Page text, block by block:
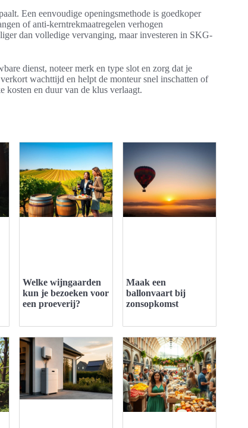
Een eenvoudige openingsmethode is goedkoper
of anti-kerntrekmaatregelen verhogen
dan volledige vervanging, maar investeren in SKG-
dienst, noteer merk en type slot en zorg dat je
wachttijd en helpt de monteur snel inschatten of
kosten en duur van de klus verlaagt.
Welke wijngaarden
kun je bezoeken voor
een proeverij?
Maak een
ballonvaart bij
zonsopkomst